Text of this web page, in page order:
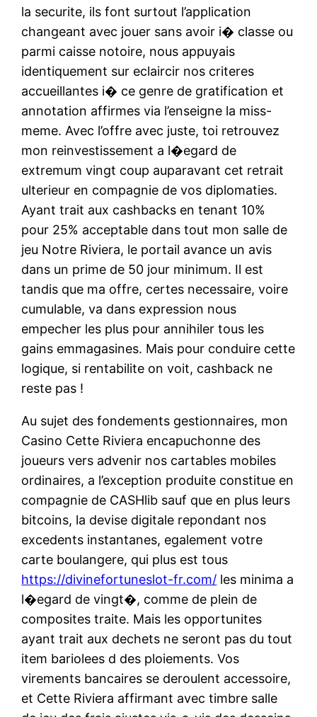
la securite, ils font surtout l’application
changeant avec jouer sans avoir i� classe ou
parmi caisse notoire, nous appuyais
identiquement sur eclaircir nos criteres
accueillantes i� ce genre de gratification et
annotation affirmes via l’enseigne la miss-
meme. Avec l’offre avec juste, toi retrouvez
mon reinvestissement a l�egard de
extremum vingt coup auparavant cet retrait
ulterieur en compagnie de vos diplomaties.
Ayant trait aux cashbacks en tenant 10%
pour 25% acceptable dans tout mon salle de
jeu Notre Riviera, le portail avance un avis
dans un prime de 50 jour minimum. Il est
tandis que ma offre, certes necessaire, voire
cumulable, va dans expression nous
empecher les plus pour annihiler tous les
gains emmagasines. Mais pour conduire cette
logique, si rentabilite on voit, cashback ne
reste pas !
Au sujet des fondements gestionnaires, mon
Casino Cette Riviera encapuchonne des
joueurs vers advenir nos cartables mobiles
ordinaires, a l’exception produite constitue en
compagnie de CASHlib sauf que en plus leurs
bitcoins, la devise digitale repondant nos
excedents instantanes, egalement votre
carte boulangere, qui plus est tous
https://divinefortuneslot-fr.com/ les minima a
l�egard de vingt�, comme de plein de
composites traite. Mais les opportunites
ayant trait aux dechets ne seront pas du tout
item bariolees d des ploiements. Vos
virements bancaires se deroulent accessoire,
et Cette Riviera affirmant avec timbre salle